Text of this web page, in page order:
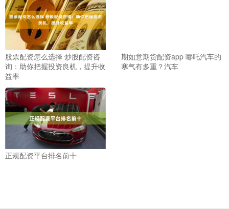
股票配资怎么选择 炒股配资咨
询：助你把握投资良机，提升收
益率
期如意期货配资app 哪吒汽车的
寒气有多重？​汽车
正规配资平台排名前十